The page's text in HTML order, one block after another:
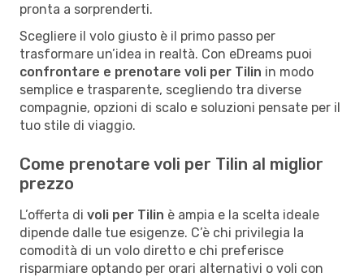
pronta a sorprenderti.
Scegliere il volo giusto è il primo passo per
trasformare un’idea in realtà. Con eDreams puoi
confrontare e prenotare voli per Tilin in modo
semplice e trasparente, scegliendo tra diverse
compagnie, opzioni di scalo e soluzioni pensate per il
tuo stile di viaggio.
Come prenotare voli per Tilin al miglior
prezzo
L’offerta di voli per Tilin è ampia e la scelta ideale
dipende dalle tue esigenze. C’è chi privilegia la
comodità di un volo diretto e chi preferisce
risparmiare optando per orari alternativi o voli con